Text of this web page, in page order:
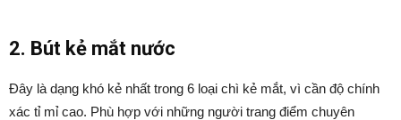
2. Bút kẻ mắt nước
Đây là dạng khó kẻ nhất trong 6 loại chì kẻ mắt, vì cần độ chính
xác tỉ mỉ cao. Phù hợp với những người trang điểm chuyên